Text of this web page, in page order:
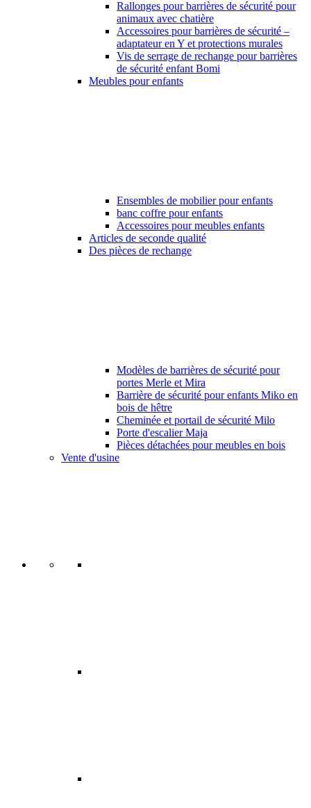
Rallonges pour barrières de sécurité pour
animaux avec chatière
Accessoires pour barrières de sécurité –
adaptateur en Y et protections murales
Vis de serrage de rechange pour barrières
de sécurité enfant Bomi
Meubles pour enfants
Ensembles de mobilier pour enfants
banc coffre pour enfants
Accessoires pour meubles enfants
Articles de seconde qualité
Des pièces de rechange
Modèles de barrières de sécurité pour
portes Merle et Mira
Barrière de sécurité pour enfants Miko en
bois de hêtre
Cheminée et portail de sécurité Milo
Porte d'escalier Maja
Pièces détachées pour meubles en bois
Vente d'usine